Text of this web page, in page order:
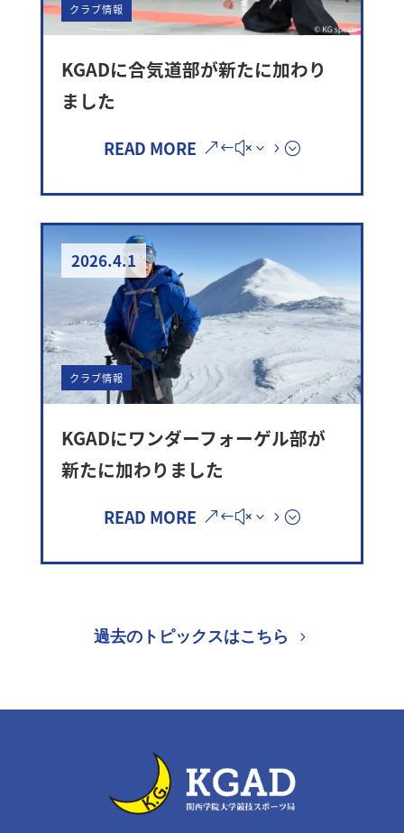
クラブ情報
KGADに合気道部が新たに加わり
ました
READ MORE
2026.4.1
クラブ情報
KGADにワンダーフォーゲル部が
新たに加わりました
READ MORE
過去のトピックスはこちら